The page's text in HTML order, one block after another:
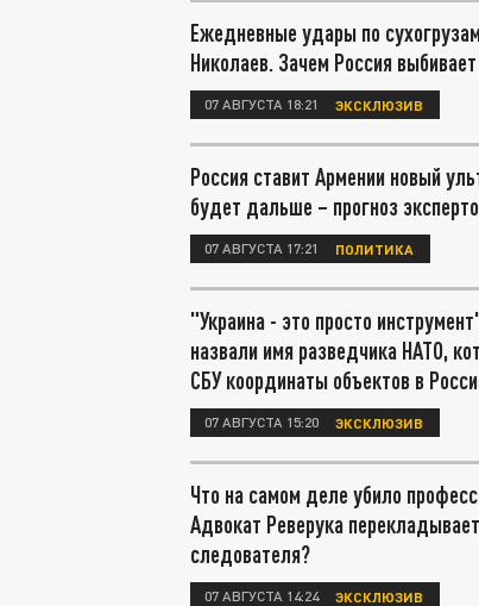
Ежедневные удары по
Николаев. Зачем Россия
07 АВГУСТА 18:21 ЭКСКЛЮЗИВ
Россия ставит Армении новый
будет дальше – прогноз
07 АВГУСТА 17:21 ПОЛИТИКА
"Украина - это просто
назвали имя разведчика НАТО,
СБУ координаты объектов в
07 АВГУСТА 15:20 ЭКСКЛЮЗИВ
Что на самом деле убило
Адвокат Реверука
следователя?
07 АВГУСТА 14:24 ЭКСКЛЮЗИВ